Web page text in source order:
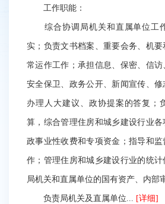
工作职能：
综合协调局机关和直属单位工
实；负责文书档案、重要会务、机要
常运作工作；承担信息、保密、信访
安全保卫、政务公开、新闻宣传、
办理人大建议、政协提案的答复；
算，综合管理住房和城乡建设行业
政事业性收费和专项资金；指导和
作；管理住房和城乡建设行业的统
局机关和直属单位的国有资产、内部
负责局机关及直属单位... [详细]